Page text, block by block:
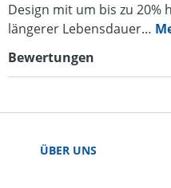
Design mit um bis zu
längerer Lebensdauer…
Bewertungen
ÜBER UNS